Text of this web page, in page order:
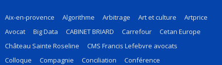
Aix-en-provence Algorithme Arbitrage Art et culture
Artprice
Avocat
Big Data CABINET BRIARD Carrefour
Cetan Europe
Château Sainte Roseline
CMS Francis Lefebvre avocats
Colloque
Compagnie Conciliation
Conférence